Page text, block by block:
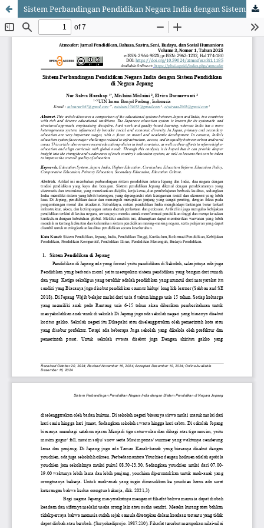
Sistem Perbandingan Pendidikan Negara India dengan Sistem Pendidikan di Negara Jepang